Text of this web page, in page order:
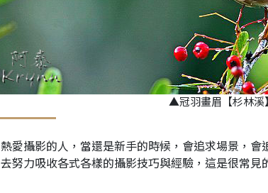
▲冠羽畫眉【杉林溪
熱愛攝影的人，當還是新手的時候，會追求場景，會
去努力吸收各式各樣的攝影技巧與經驗，這是很常見